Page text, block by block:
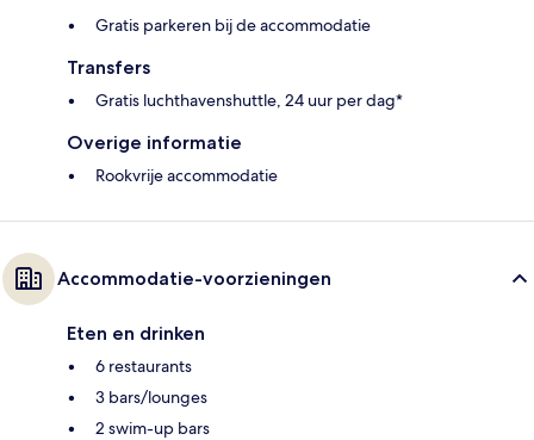
Gratis parkeren bij de accommodatie
Transfers
Gratis luchthavenshuttle, 24 uur per dag*
Overige informatie
Rookvrije accommodatie
Accommodatie-voorzieningen
Eten en drinken
6 restaurants
3 bars/lounges
2 swim-up bars